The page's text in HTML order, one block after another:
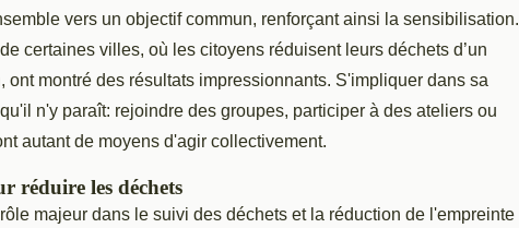
vers un objectif commun, renforçant ainsi la sensibilisation.
certaines villes, où les citoyens réduisent leurs déchets d’un
ont montré des résultats impressionnants. S'impliquer dans sa
n'y paraît: rejoindre des groupes, participer à des ateliers ou
autant de moyens d'agir collectivement.
réduire les déchets
majeur dans le suivi des déchets et la réduction de l'empreinte